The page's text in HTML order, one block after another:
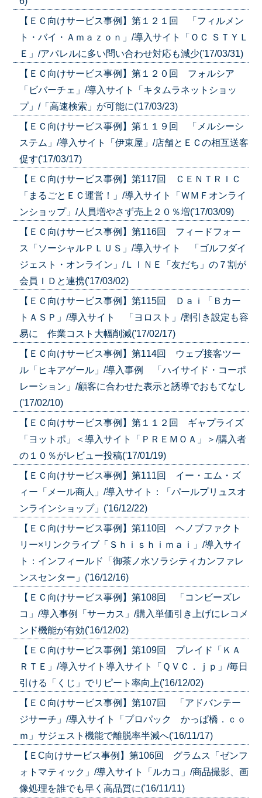
【ＥＣ向けサービス事例】第１２１回 「フィルメン
ト・バイ・Ａｍａｚｏｎ」/導入サイト「ＯＣ ＳＴＹＬ
Ｅ」/アパレルに多い問い合わせ対応も減少('17/03/31)
【ＥＣ向けサービス事例】第１２０回 フォルシア
「ビバーチェ」/導入サイト「キタムラネットショッ
プ」/「高速検索」が可能に('17/03/23)
【ＥＣ向けサービス事例】第１１９回 「メルシーシ
ステム」/導入サイト「伊東屋」/店舗とＥＣの相互送客
促す('17/03/17)
【ＥＣ向けサービス事例】第117回 ＣＥＮＴＲＩＣ
「まるごとＥＣ運営！」/導入サイト「ＷＭＦオンライ
ンショップ」/人員増やさず売上２０％増('17/03/09)
【ＥＣ向けサービス事例】第116回 フィードフォー
ス「ソーシャルＰＬＵＳ」/導入サイト 「ゴルフダイ
ジェスト・オンライン」/ＬＩＮＥ「友だち」の７割が
会員ＩＤと連携('17/03/02)
【ＥＣ向けサービス事例】第115回 Ｄａｉ「Ｂカー
トＡＳＰ」/導入サイト 「ヨロスト」/割引き設定も容
易に 作業コスト大幅削減('17/02/17)
【ＥＣ向けサービス事例】第114回 ウェブ接客ツー
ル「ヒキアゲール」/導入事例 「ハイサイド・コーポ
レーション」/顧客に合わせた表示と誘導でおもてなし
('17/02/10)
【ＥＣ向けサービス事例】第１１２回 ギャプライズ
「ヨットポ」＜導入サイト「ＰＲＥＭＯＡ」＞/購入者
の１０％がレビュー投稿('17/01/19)
【ＥＣ向けサービス事例】第111回 イー・エム・ズ
ィー「メール商人」/導入サイト：「パールプリュスオ
ンラインショップ」('16/12/22)
【ＥＣ向けサービス事例】第110回 ヘノブファクト
リー×リンクライブ「Ｓｈｉｓｈｉｍａｉ」/導入サイ
ト：インフィールド「御茶ノ水ソラシティカンファレ
ンスセンター」('16/12/16)
【ＥＣ向けサービス事例】第108回 「コンビーズレ
コ」/導入事例「サーカス」/購入単価引き上げにレコメ
ンド機能が有効('16/12/02)
【ＥＣ向けサービス事例】第109回 プレイド「ＫＡ
ＲＴＥ」/導入サイト導入サイト「ＱＶＣ．ｊｐ」/毎日
引ける「くじ」でリピート率向上('16/12/02)
【ＥＣ向けサービス事例】第107回 「アドバンテー
ジサーチ」/導入サイト「プロパック かっぱ橋．ｃｏ
ｍ」サジェスト機能で離脱率半減へ('16/11/17)
【ＥC向けサービス事例】第106回 グラムス「ゼンフ
ォトマティック」/導入サイト「ルカコ」/商品撮影、画
像処理を誰でも早く高品質に('16/11/11)